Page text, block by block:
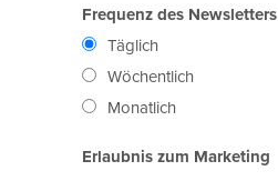
Frequenz des Newsletters
Täglich
Wöchentlich
Monatlich
Erlaubnis zum Marketing